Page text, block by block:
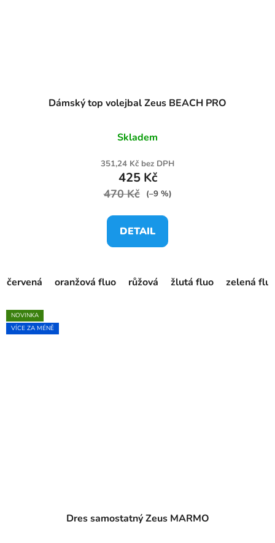
Dámský top volejbal Zeus BEACH PRO
Skladem
351,24 Kč bez DPH
425 Kč
470 Kč (–9 %)
DETAIL
červená oranžová fluo růžová žlutá fluo zelená
NOVINKA
VÍCE ZA MÉNĚ
Dres samostatný Zeus MARMO